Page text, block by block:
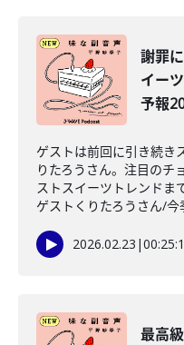
謝罪
イー
予報
ゲストは前回に引き続き
りたろうさん。注目のチ
ストスイーツトレンドま
ゲストくりたろうさん/今
2026.02.23 |
最高